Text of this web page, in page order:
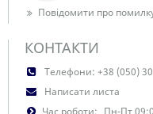
Повідомити про
КОНТАКТИ
Телефони: +38 (050)
Написати листа
Час роботи: Пн-Пт